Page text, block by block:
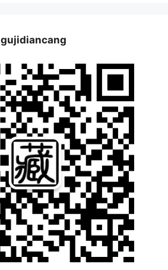
gujidiancang